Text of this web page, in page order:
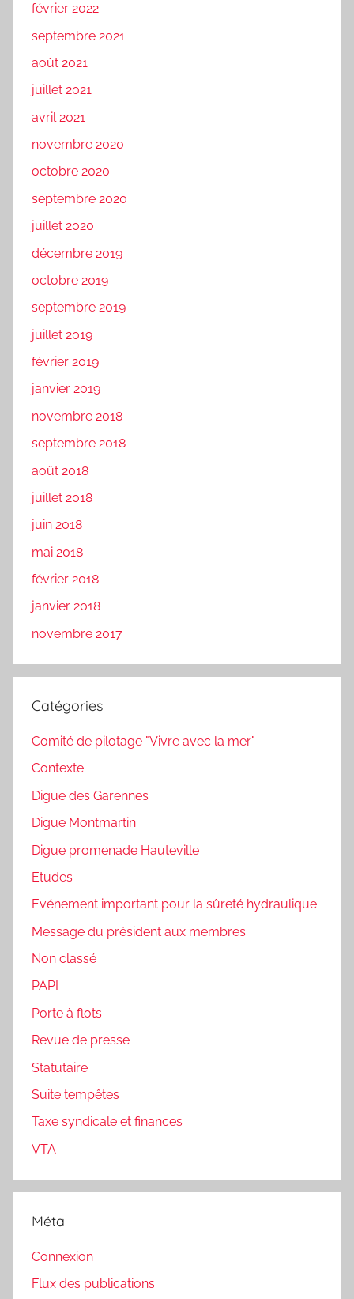
février 2022
septembre 2021
août 2021
juillet 2021
avril 2021
novembre 2020
octobre 2020
septembre 2020
juillet 2020
décembre 2019
octobre 2019
septembre 2019
juillet 2019
février 2019
janvier 2019
novembre 2018
septembre 2018
août 2018
juillet 2018
juin 2018
mai 2018
février 2018
janvier 2018
novembre 2017
Catégories
Comité de pilotage "Vivre avec la mer"
Contexte
Digue des Garennes
Digue Montmartin
Digue promenade Hauteville
Etudes
Evénement important pour la sûreté hydraulique
Message du président aux membres.
Non classé
PAPI
Porte à flots
Revue de presse
Statutaire
Suite tempêtes
Taxe syndicale et finances
VTA
Méta
Connexion
Flux des publications